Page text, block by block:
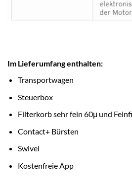
Im Lieferumfang enthalten:
Transportwagen
Steuerbox
Filterkorb sehr fein 60μ und
Contact+ Bürsten
Swivel
Kostenfreie App